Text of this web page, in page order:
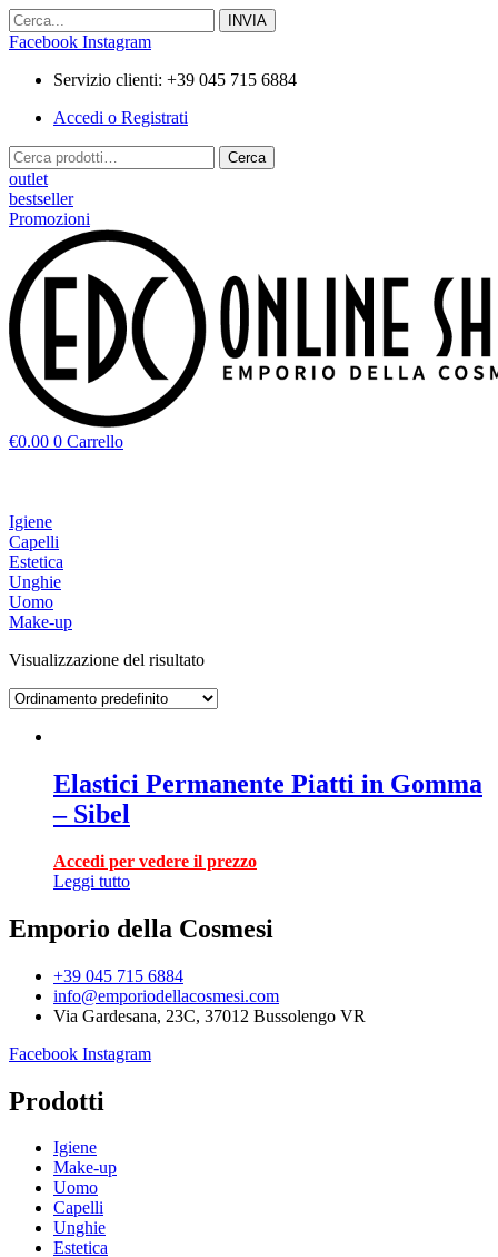
Vai
al
Facebook Instagram
Servizio clienti: +39 045 715 6884
Accedi o Registrati
Cerca:
Cerca
outlet
bestseller
Promozioni
€0.00 0 Carrello
Igiene
Capelli
Estetica
Unghie
Uomo
Make-up
Visualizzazione del risultato
Elastici Permanente Piatti in Gomma
– Sibel
Accedi per vedere il prezzo
Leggi tutto
Emporio della Cosmesi
+39 045 715 6884
info@emporiodellacosmesi.com
Via Gardesana, 23C, 37012 Bussolengo VR
Facebook Instagram
Prodotti
Igiene
Make-up
Uomo
Capelli
Unghie
Estetica